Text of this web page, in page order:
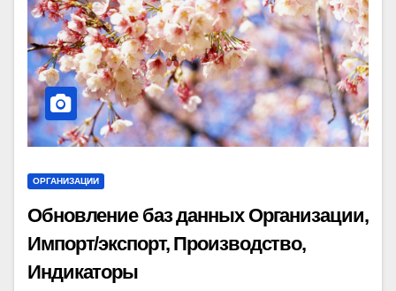
ОРГАНИЗАЦИИ
Обновление баз данных Организации,
Импорт/экспорт, Производство,
Индикаторы